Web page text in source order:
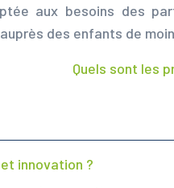
aux besoins des
des enfants de
Quels sont les
innovation ?